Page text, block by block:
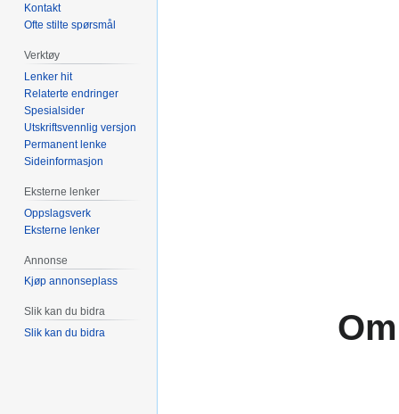
Kontakt
Ofte stilte spørsmål
Verktøy
Lenker hit
Relaterte endringer
Spesialsider
Utskriftsvennlig versjon
Permanent lenke
Sideinformasjon
Eksterne lenker
Oppslagsverk
Eksterne lenker
Annonse
Kjøp annonseplass
Slik kan du bidra
Slik kan du bidra